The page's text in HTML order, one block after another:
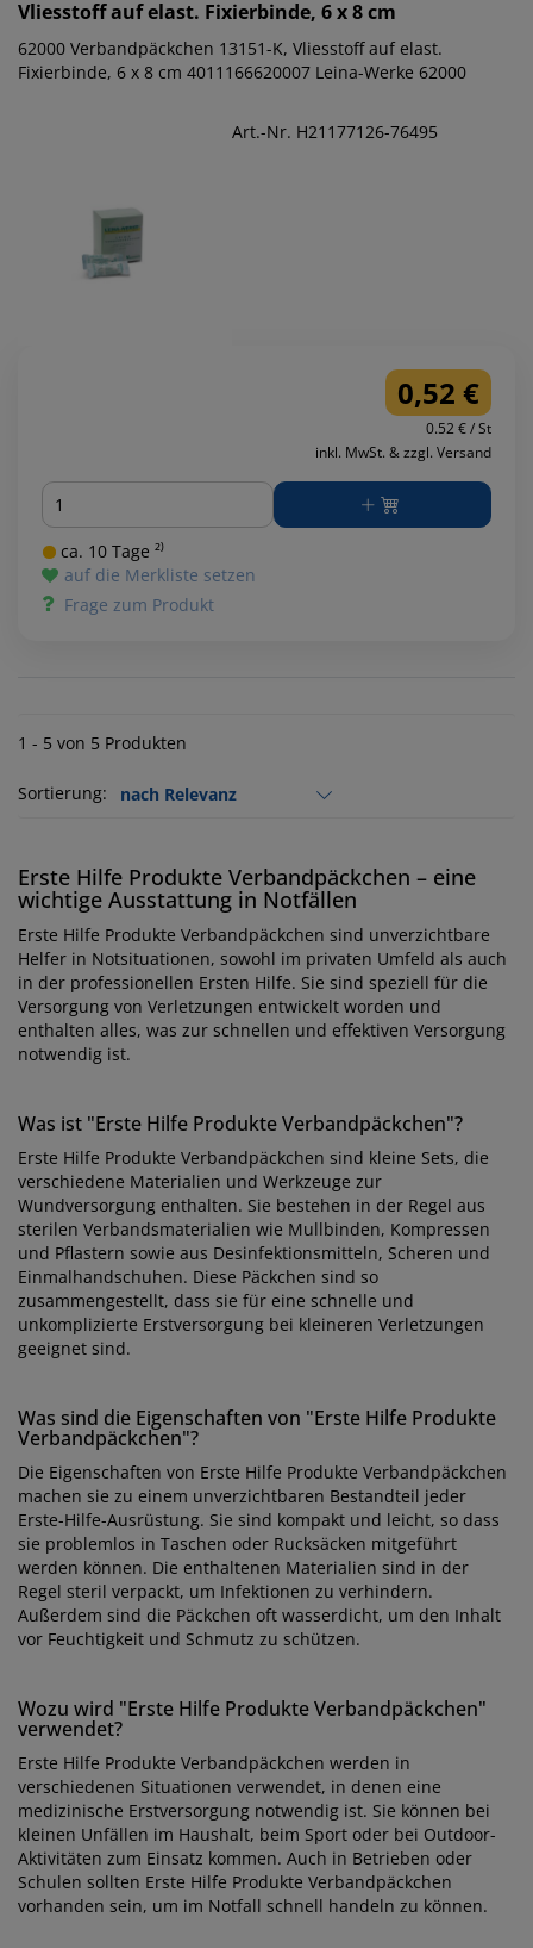
Vliesstoff auf elast. Fixierbinde, 6 x 8 cm
62000 Verbandpäckchen 13151-K, Vliesstoff auf elast.
Fixierbinde, 6 x 8 cm 4011166620007 Leina-Werke 62000
Art.-Nr. H21177126-76495
0,52 €
0.52 € / St
inkl. MwSt. & zzgl. Versand
Menge
ca. 10 Tage ²⁾
auf die Merkliste setzen
Frage zum Produkt
1 - 5 von 5 Produkten
Sortierung:
Erste Hilfe Produkte Verbandpäckchen – eine
wichtige Ausstattung in Notfällen
Erste Hilfe Produkte Verbandpäckchen sind unverzichtbare
Helfer in Notsituationen, sowohl im privaten Umfeld als auch
in der professionellen Ersten Hilfe. Sie sind speziell für die
Versorgung von Verletzungen entwickelt worden und
enthalten alles, was zur schnellen und effektiven Versorgung
notwendig ist.
Was ist "Erste Hilfe Produkte Verbandpäckchen"?
Erste Hilfe Produkte Verbandpäckchen sind kleine Sets, die
verschiedene Materialien und Werkzeuge zur
Wundversorgung enthalten. Sie bestehen in der Regel aus
sterilen Verbandsmaterialien wie Mullbinden, Kompressen
und Pflastern sowie aus Desinfektionsmitteln, Scheren und
Einmalhandschuhen. Diese Päckchen sind so
zusammengestellt, dass sie für eine schnelle und
unkomplizierte Erstversorgung bei kleineren Verletzungen
geeignet sind.
Was sind die Eigenschaften von "Erste Hilfe Produkte
Verbandpäckchen"?
Die Eigenschaften von Erste Hilfe Produkte Verbandpäckchen
machen sie zu einem unverzichtbaren Bestandteil jeder
Erste-Hilfe-Ausrüstung. Sie sind kompakt und leicht, so dass
sie problemlos in Taschen oder Rucksäcken mitgeführt
werden können. Die enthaltenen Materialien sind in der
Regel steril verpackt, um Infektionen zu verhindern.
Außerdem sind die Päckchen oft wasserdicht, um den Inhalt
vor Feuchtigkeit und Schmutz zu schützen.
Wozu wird "Erste Hilfe Produkte Verbandpäckchen"
verwendet?
Erste Hilfe Produkte Verbandpäckchen werden in
verschiedenen Situationen verwendet, in denen eine
medizinische Erstversorgung notwendig ist. Sie können bei
kleinen Unfällen im Haushalt, beim Sport oder bei Outdoor-
Aktivitäten zum Einsatz kommen. Auch in Betrieben oder
Schulen sollten Erste Hilfe Produkte Verbandpäckchen
vorhanden sein, um im Notfall schnell handeln zu können.